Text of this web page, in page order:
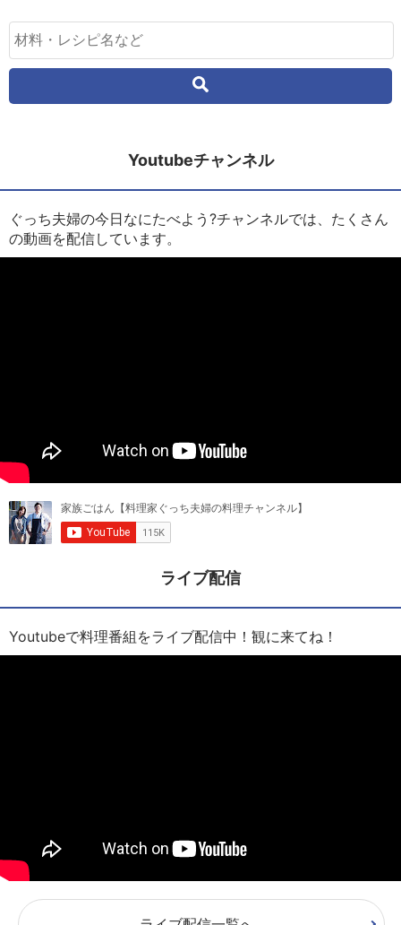
Youtubeチャンネル
ぐっち夫婦の今日なにたべよう?チャンネルでは、たくさん
の動画を配信しています。
ライブ配信
Youtubeで料理番組をライブ配信中！観に来てね！